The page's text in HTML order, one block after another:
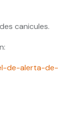
canicules.
de-alerta-de-